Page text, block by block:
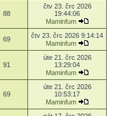
88
čtv 23. črc 2026
19:44:06
Maminfum
69
čtv 23. črc 2026 9:14:14
Maminfum
91
úte 21. črc 2026
13:29:04
Maminfum
69
úte 21. črc 2026
10:53:17
Maminfum